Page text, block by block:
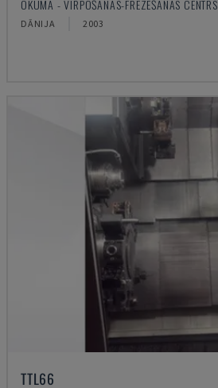
OKUMA - VIRPOŠANAS-FRĒZĒŠANAS CENTRS
DĀNIJA 2003
TTL66